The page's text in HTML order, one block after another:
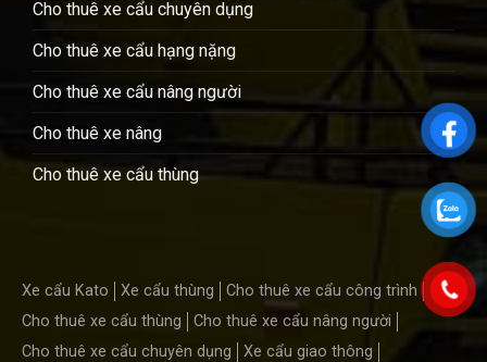
Cho thuê xe cẩu chuyên dụng
Cho thuê xe cẩu hạng nặng
Cho thuê xe cẩu nâng người
Cho thuê xe nâng
Cho thuê xe cẩu thùng
Xe cẩu Kato Xe cẩu thùng
Cho thuê xe cẩu công trình
Cho thuê xe cẩu thùng
Cho thuê xe cẩu nâng người
Cho thuê xe cẩu chuyên dụng
Xe cẩu giao thông